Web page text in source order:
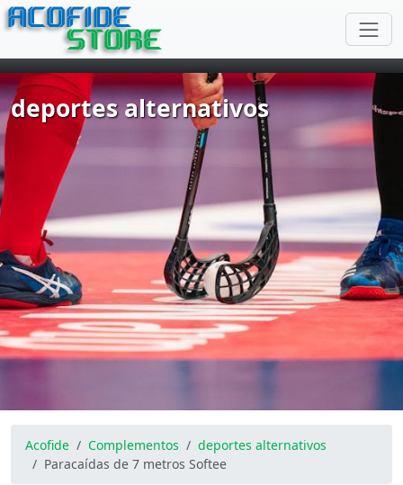
ACOFIDE
STORE
deportes alternativos
Acofide Complementos
deportes alternativos
Paracaídas de 7 metros Softee